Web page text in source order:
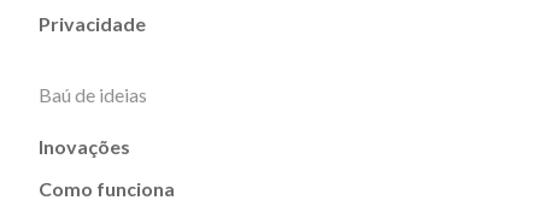
Privacidade
Baú de ideias
Inovações
Como funciona